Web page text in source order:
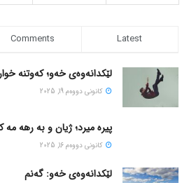
Comments Latest
لێکدانەوەی خەو؛ کەوتنە
كانونی دووه‌م 19, 2025
پیره میرد؛ ژیان و به رهه مه
كانونی دووه‌م 16, 2025
لێکدانەوەی خەو: گەنم